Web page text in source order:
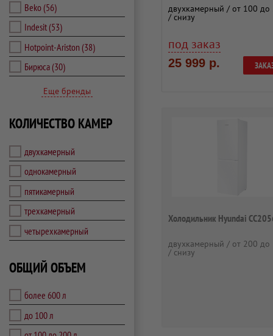
Beko(56)
Indesit(53)
Hotpoint-Ariston (38)
Бирюса(30)
Еще бренды
КОЛИЧЕСТВО КАМЕР
двухкамерный
однокамерный
пятикамерный
трехкамерный
четырехкамерный
ОБЩИЙ ОБЪЕМ
более 600 л
до 100 л
двухкамерный / от 100 до
/ снизу
под заказ
25 999 р.
Холодильник Hyundai
двухкамерный / от 200 до
/ снизу